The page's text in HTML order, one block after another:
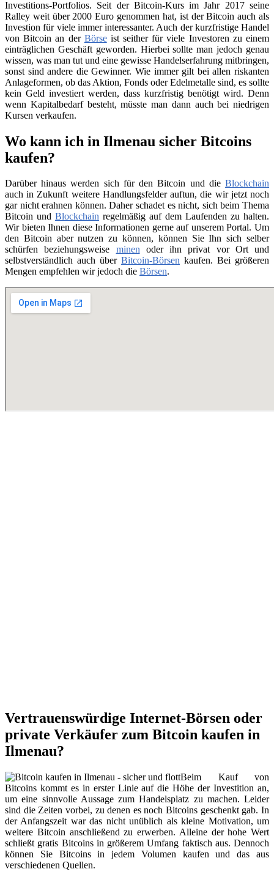
Investitions-Portfolios. Seit der Bitcoin-Kurs im Jahr 2017 seine
Ralley weit über 2000 Euro genommen hat, ist der Bitcoin auch als
Investion für viele immer interessanter. Auch der kurzfristige Handel
von Bitcoin an der Börseist seither für viele Investoren zu einem
einträglichen Geschäft geworden. Hierbei sollte man jedoch genau
wissen, was man tut und eine gewisse Handelserfahrung mitbringen,
sonst sind andere die Gewinner. Wie immer gilt bei allen riskanten
Anlageformen, ob das Aktion, Fonds oder Edelmetalle sind, es sollte
kein Geld investiert werden, dass kurzfristig benötigt wird. Denn
wenn Kapitalbedarf besteht, müsste man dann auch bei niedrigen
Kursen verkaufen.
Wo kann ich in Ilmenau sicher Bitcoins
kaufen?
Darüber hinaus werden sich für den Bitcoin und die Blockchain
auch in Zukunft weitere Handlungsfelder auftun, die wir jetzt noch
gar nicht erahnen können. Daher schadet es nicht, sich beim Thema
Bitcoin und Blockchain regelmäßig auf dem Laufenden zu halten.
Wir bieten Ihnen diese Informationen gerne auf unserem Portal. Um
den Bitcoin aber nutzen zu können, können Sie Ihn sich selber
schürfen beziehungsweise minenoder ihn privat vor Ort und
selbstverständlich auch über Bitcoin-Börsen kaufen. Bei größeren
Mengen empfehlen wir jedoch die Börsen.
Vertrauenswürdige Internet-Börsen oder
private Verkäufer zum Bitcoin kaufen in
Ilmenau?
Beim Kauf von
Bitcoins kommt es in erster Linie auf die Höhe der Investition an,
um eine sinnvolle Aussage zum Handelsplatz zu machen. Leider
sind die Zeiten vorbei, zu denen es noch Bitcoins geschenkt gab. In
der Anfangszeit war das nicht unüblich als kleine Motivation, um
weitere Bitcoin anschließend zu erwerben. Alleine der hohe Wert
schließt gratis Bitcoins in größerem Umfang faktisch aus. Dennoch
können Sie Bitcoins in jedem Volumen kaufen und das aus
verschiedenen Quellen.